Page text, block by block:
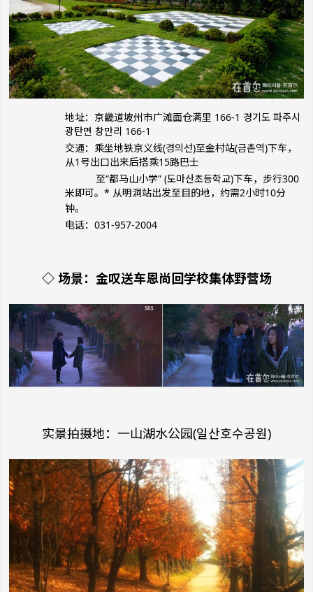
地址：京畿道坡州市广滩面仓满里 166-1 경기도 파주시
광탄면 창만리 166-1
交通：乘坐地铁京义线(경의선)至金村站(금촌역)下车，
从1号出口出来后搭乘15路巴士
至“都马山小学” (도마산초등학교)下车， 步行300
米即可。* 从明洞站出发至目的地，约需2小时10分
钟。
电话：031-957-2004
◇ 场景：金叹送车恩尚回学校集体野营场
实景拍摄地：一山湖水公园(일산호수공원)